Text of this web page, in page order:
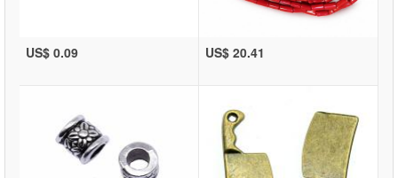
US$ 0.09 US$ 20.41